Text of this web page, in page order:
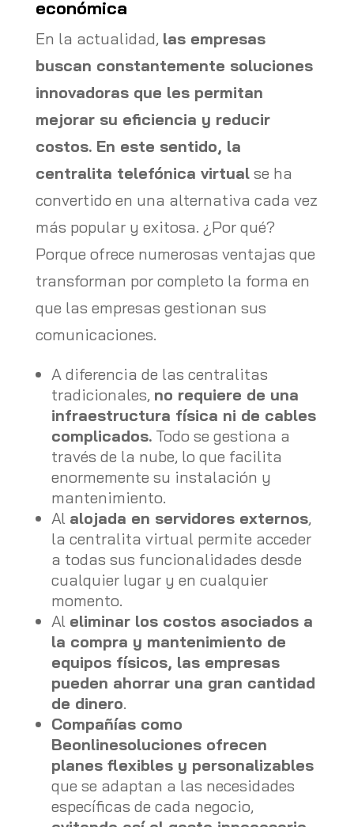
económica
En la actualidad, las empresas
buscan constantemente soluciones
innovadoras que les permitan
mejorar su eficiencia y reducir
costos. En este sentido, la
centralita telefónica virtualse ha
convertido en una alternativa cada vez
más popular y exitosa. ¿Por qué?
Porque ofrece numerosas ventajas que
transforman por completo la forma en
que las empresas gestionan sus
comunicaciones.
A diferencia de las centralitas
tradicionales, no requiere de una
infraestructura física ni de cables
complicados.Todo se gestiona a
través de la nube, lo que facilita
enormemente su instalación y
mantenimiento.
Al alojada en servidores externos,
la centralita virtual permite acceder
a todas sus funcionalidades desde
cualquier lugar y en cualquier
momento.
Al eliminar los costos asociados a
la compra y mantenimiento de
equipos físicos, las empresas
pueden ahorrar una gran cantidad
de dinero.
Compañías como
Beonlinesoluciones ofrecen
planes flexibles y personalizables
que se adaptan a las necesidades
específicas de cada negocio,